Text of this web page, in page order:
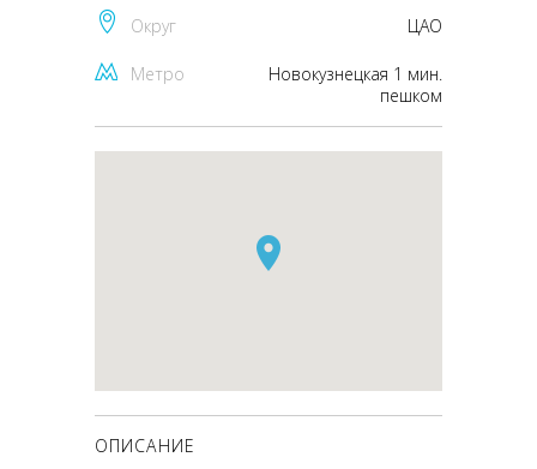
Округ ЦАО
Метро
Новокузнецкая 1 мин.
пешком
ОПИСАНИЕ